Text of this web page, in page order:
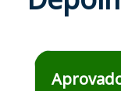
Estudante José